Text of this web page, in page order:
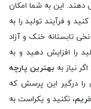
دهند. این به شما امکان
و فرآیند تولید را به
تابستانه خنک و آزاد
را افزایش دهید و به
نیاز به بهترین پارچه
را درگیر این پرسش که
، نکنید و یکراست به